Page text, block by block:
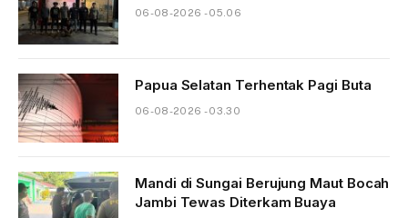
06-08-2026 - 05.06
Papua Selatan Terhentak Pagi Buta
06-08-2026 - 03.30
Mandi di Sungai Berujung Maut Bocah
Jambi Tewas Diterkam Buaya